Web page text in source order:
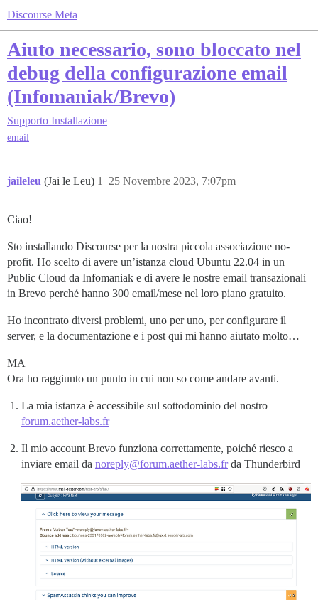
Discourse Meta
Aiuto necessario, sono bloccato nel
debug della configurazione email
(Infomaniak/Brevo)
Supporto Installazione
email
jaileleu (Jai le Leu) 25 Novembre 2023, 7:07pm
1
Ciao!
Sto installando Discourse per la nostra piccola associazione no-
profit. Ho scelto di avere un’istanza cloud Ubuntu 22.04 in un
Public Cloud da Infomaniak e di avere le nostre email transazionali
in Brevo perché hanno 300 email/mese nel loro piano gratuito.
Ho incontrato diversi problemi, uno per uno, per configurare il
server, e la documentazione e i post qui mi hanno aiutato molto…
MA
Ora ho raggiunto un punto in cui non so come andare avanti.
La mia istanza è accessibile sul sottodominio del nostro
forum.aether-labs.fr
Il mio account Brevo funziona correttamente, poiché riesco a
inviare email da noreply@forum.aether-labs.frda Thunderbird